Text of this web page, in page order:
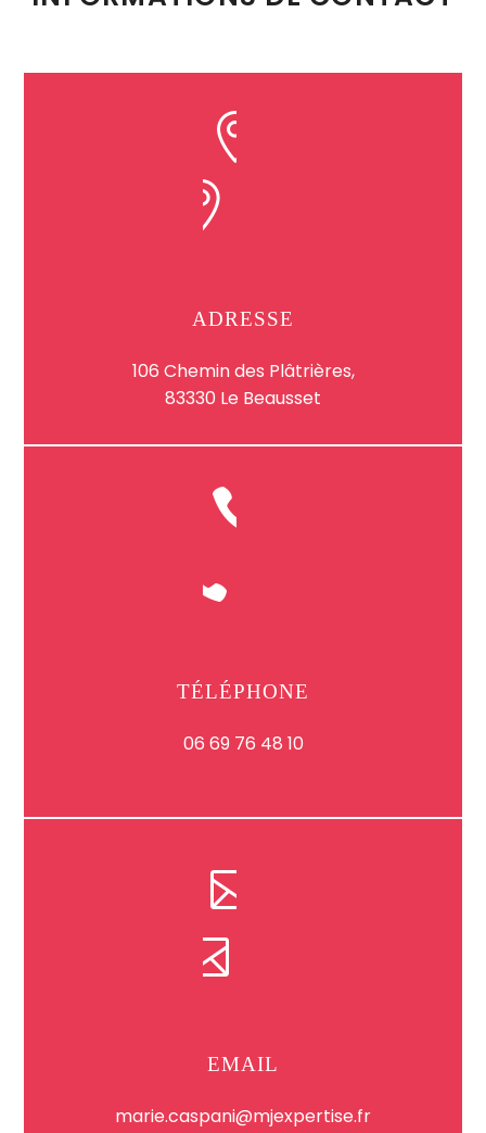
ADRESSE
106 Chemin des Plâtrières,
83330 Le Beausset
TÉLÉPHONE
06 69 76 48 10
EMAIL
marie.caspani@mjexpertise.fr